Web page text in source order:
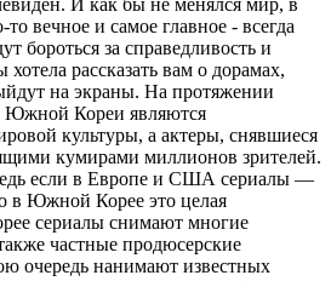
И как бы не менялся мир, в
то вечное и самое главное - всегда
бороться за справедливость и
рассказать вам о дорамах,
на экраны. На протяжении
Южной Кореи являются
культуры, а актеры, снявшиеся
кумирами миллионов зрителей.
если в Европе и США сериалы —
в Южной Корее это целая
сериалы снимают многие
частные продюсерские
очередь нанимают известных